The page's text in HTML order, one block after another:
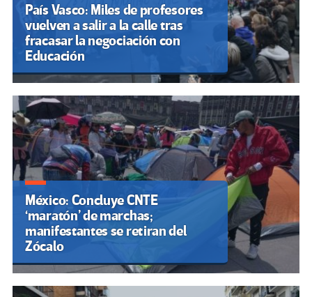
País Vasco: Miles de profesores
vuelven a salir a la calle tras
fracasar la negociación con
Educación
México: Concluye CNTE
‘maratón’ de marchas;
manifestantes se retiran del
Zócalo